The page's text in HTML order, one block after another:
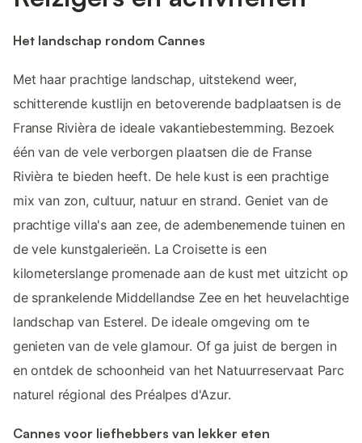
Het landschap rondom Cannes
Met haar prachtige landschap, uitstekend weer,
schitterende kustlijn en betoverende badplaatsen is de
Franse Rivièra de ideale vakantiebestemming. Bezoek
één van de vele verborgen plaatsen die de Franse
Rivièra te bieden heeft. De hele kust is een prachtige
mix van zon, cultuur, natuur en strand. Geniet van de
prachtige villa's aan zee, de adembenemende tuinen en
de vele kunstgalerieën. La Croisette is een
kilometerslange promenade aan de kust met uitzicht op
de sprankelende Middellandse Zee en het heuvelachtige
landschap van Esterel. De ideale omgeving om te
genieten van de vele glamour. Of ga juist de bergen in
en ontdek de schoonheid van het Natuurreservaat Parc
naturel régional des Préalpes d'Azur.
Cannes voor liefhebbers van lekker eten